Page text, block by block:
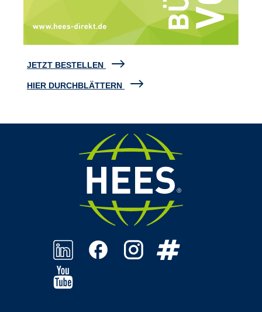
JETZT BESTELLEN
HIER DURCHBLÄTTERN